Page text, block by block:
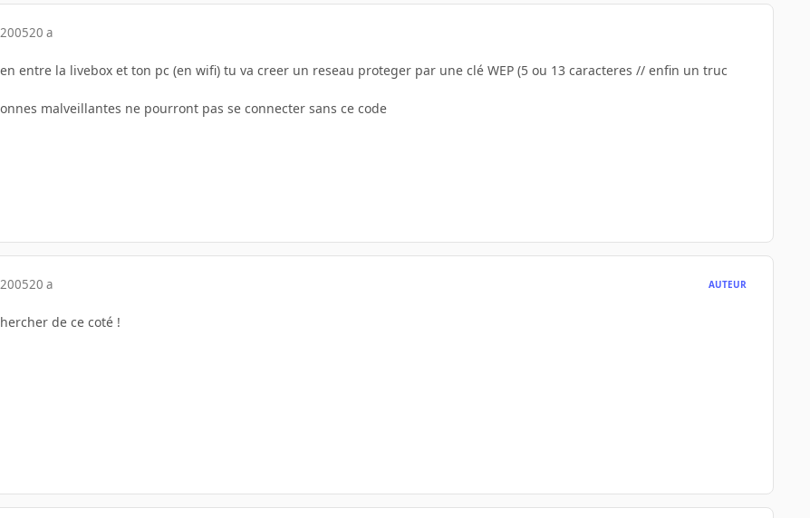
20 a
entre la livebox et ton pc (en wifi) tu va creer un reseau proteger par une clé WEP (5 ou 13 caracteres // enfin un truc
malveillantes ne pourront pas se connecter sans ce code
20 a AUTEUR
de ce coté !